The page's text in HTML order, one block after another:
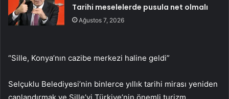
Tarihi meselelerde pusula net olmalı
Ağustos 7, 2026
“Sille, Konya’nın cazibe merkezi haline geldi”
Selçuklu Belediyesi’nin binlerce yıllık tarihi mirası yeniden